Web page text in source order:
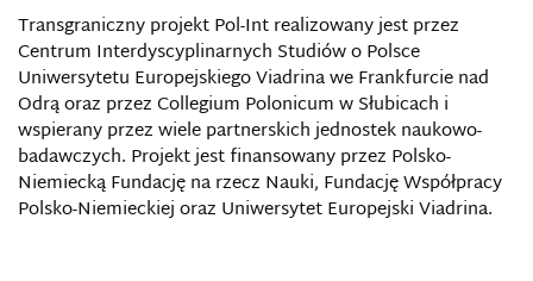
Transgraniczny projekt Pol-Int realizowany jest przez
Centrum Interdyscyplinarnych Studiów o Polsce
Uniwersytetu Europejskiego Viadrina we Frankfurcie nad
Odrą oraz przez Collegium Polonicum w Słubicach i
wspierany przez wiele partnerskich jednostek naukowo-
badawczych. Projekt jest finansowany przez Polsko-
Niemiecką Fundację na rzecz Nauki, Fundację Współpracy
Polsko-Niemieckiej oraz Uniwersytet Europejski Viadrina.